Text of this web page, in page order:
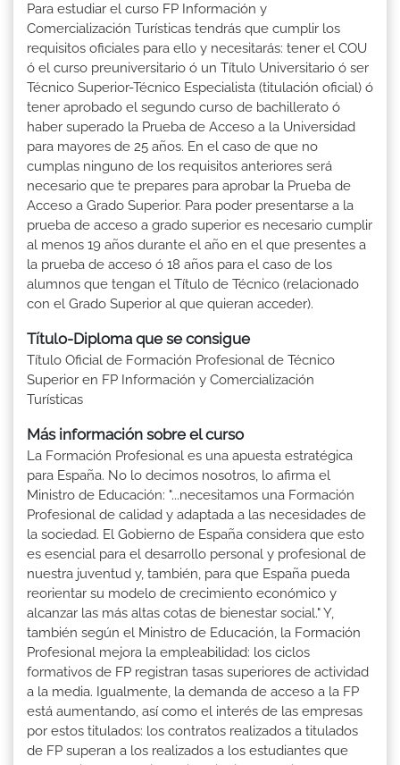
Para estudiar el curso FP Información y
Comercialización Turísticas tendrás que cumplir los
requisitos oficiales para ello y necesitarás: tener el COU
ó el curso preuniversitario ó un Título Universitario ó ser
Técnico Superior-Técnico Especialista (titulación oficial) ó
tener aprobado el segundo curso de bachillerato ó
haber superado la Prueba de Acceso a la Universidad
para mayores de 25 años. En el caso de que no
cumplas ninguno de los requisitos anteriores será
necesario que te prepares para aprobar la Prueba de
Acceso a Grado Superior. Para poder presentarse a la
prueba de acceso a grado superior es necesario cumplir
al menos 19 años durante el año en el que presentes a
la prueba de acceso ó 18 años para el caso de los
alumnos que tengan el Título de Técnico (relacionado
con el Grado Superior al que quieran acceder).
Título-Diploma que se consigue
Título Oficial de Formación Profesional de Técnico
Superior en FP Información y Comercialización
Turísticas
Más información sobre el curso
La Formación Profesional es una apuesta estratégica
para España. No lo decimos nosotros, lo afirma el
Ministro de Educación: "...necesitamos una Formación
Profesional de calidad y adaptada a las necesidades de
la sociedad. El Gobierno de España considera que esto
es esencial para el desarrollo personal y profesional de
nuestra juventud y, también, para que España pueda
reorientar su modelo de crecimiento económico y
alcanzar las más altas cotas de bienestar social." Y,
también según el Ministro de Educación, la Formación
Profesional mejora la empleabilidad: los ciclos
formativos de FP registran tasas superiores de actividad
a la media. Igualmente, la demanda de acceso a la FP
está aumentando, así como el interés de las empresas
por estos titulados: los contratos realizados a titulados
de FP superan a los realizados a los estudiantes que